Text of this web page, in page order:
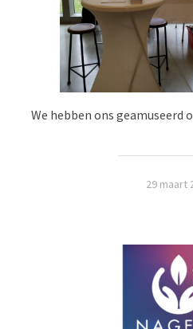
29 maart
We hebben ons geamuseerd